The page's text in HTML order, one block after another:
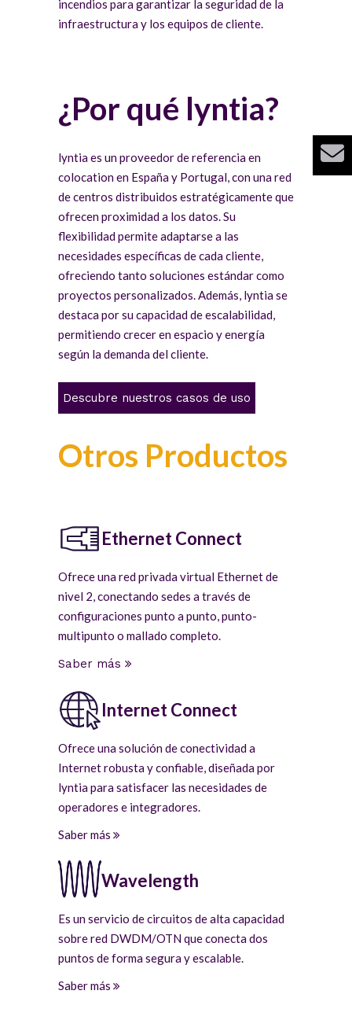
incendios para garantizar la seguridad de la
infraestructura y los equipos de cliente.
¿Por qué lyntia?
lyntia es un proveedor de referencia en
colocation en España y Portugal, con una red
de centros distribuidos estratégicamente que
ofrecen proximidad a los datos. Su
flexibilidad permite adaptarse a las
necesidades específicas de cada cliente,
ofreciendo tanto soluciones estándar como
proyectos personalizados. Además, lyntia se
destaca por su capacidad de escalabilidad,
permitiendo crecer en espacio y energía
según la demanda del cliente.
Descubre nuestros casos de uso
Otros Productos
Ethernet Connect
Ofrece una red privada virtual Ethernet de
nivel 2, conectando sedes a través de
configuraciones punto a punto, punto-
multipunto o mallado completo.
Saber más
Internet Connect
Ofrece una solución de conectividad a
Internet robusta y confiable, diseñada por
lyntia para satisfacer las necesidades de
operadores e integradores.
Saber más
Wavelength
Es un servicio de circuitos de alta capacidad
sobre red DWDM/OTN que conecta dos
puntos de forma segura y escalable.
Saber más